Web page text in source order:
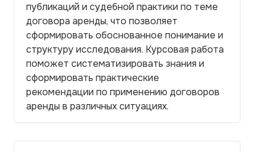
публикаций и судебной практики по теме
договора аренды, что позволяет
сформировать обоснованное понимание и
структуру исследования. Курсовая работа
поможет систематизировать знания и
сформировать практические
рекомендации по применению договоров
аренды в различных ситуациях.